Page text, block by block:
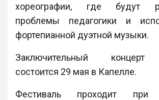
хореографии, где будут
проблемы педагогики и
фортепианной дуэтной музыки.
Заключительный концерт
состоится 29 мая в Капелле.
Фестиваль проходит при